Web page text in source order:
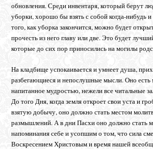
обновления. Среди инвентаря, который берут
уборки, хорошо бы взять с собой когда-нибудь
того, как уборка закончится, можно будет
прочесть из него главу или две. Это будет
которые до сих пор приносились на могилы
На кладбище успокаивается и умнеет душа,
разбегающиеся и непослушные мысли. Оно есть
напитанное мудростью, нежели все читальные
До того Дня, когда земля откроет свои уста и
взятую добычу, оно должно стать местом
размышлений. А в дни Пасхи оно должно стать
напоминания себе и усопшим о том, что сила
Воскресением Христовым и время нашей